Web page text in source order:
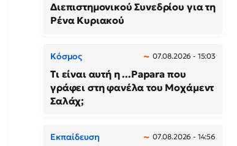
Διεπιστημονικού Συνεδρίου για τη
Ρένα Κυριακού
Κόσμος 07.08.2026 - 15:03
Τι είναι αυτή η ...Papara που
γράφει στη φανέλα του Μοχάμεντ
Σαλάχ;
Εκπαίδευση 07.08.2026 - 14:56